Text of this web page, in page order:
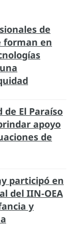
de
forman en
de El Paraíso
apoyo
de
participó en
del IIN-OEA
y